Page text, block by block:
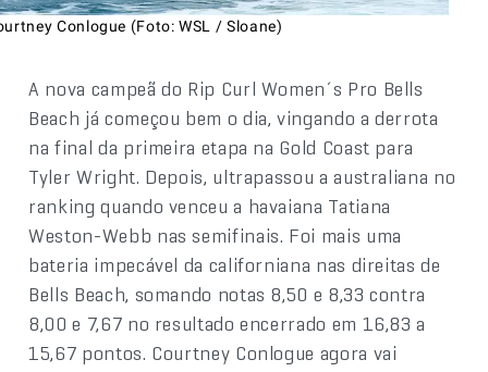
Conlogue (Foto: WSL / Sloane)
A nova campeã do Rip Curl Women´s Pro Bells
Beach já começou bem o dia, vingando a derrota
na final da primeira etapa na Gold Coast para
Tyler Wright. Depois, ultrapassou a australiana no
ranking quando venceu a havaiana Tatiana
Weston-Webb nas semifinais. Foi mais uma
bateria impecável da californiana nas direitas de
Bells Beach, somando notas 8,50 e 8,33 contra
8,00 e 7,67 no resultado encerrado em 16,83 a
15,67 pontos. Courtney Conlogue agora vai